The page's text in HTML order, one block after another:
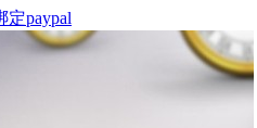
定paypal